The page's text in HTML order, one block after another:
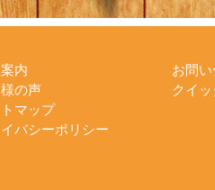
内
の声
マップ
バシーポリシー
お問
クイ